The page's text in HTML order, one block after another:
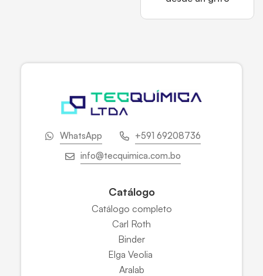
WhatsApp
+591 69208736
info@tecquimica.com.bo
Catálogo
Catálogo completo
Carl Roth
Binder
Elga Veolia
Aralab